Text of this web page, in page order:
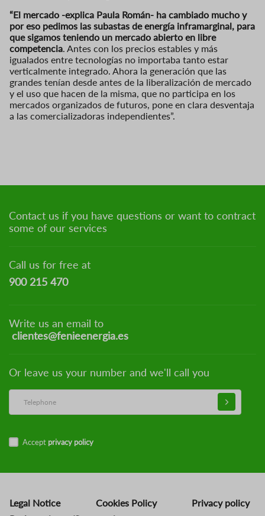
“El mercado -explica Paula Román- ha cambiado mucho y
por eso pedimos las subastas de energía inframarginal, para
que sigamos teniendo un mercado abierto en libre
competencia . Antes con los precios estables y más
igualados entre tecnologías no importaba tanto estar
verticalmente integrado. Ahora la generación que las
grandes tenían desde antes de la liberalización de mercado
y el uso que hacen de la misma, que no participa en los
mercados organizados de futuros, pone en clara desventaja
a las comercializadoras independientes”.
Contact us if you have questions or want to contract
some of our services
Call us for free at
900 215 470
Write us an email to
clientes@fenieenergia.es
Or leave us your number and we'll call you
Accept privacy policy
Legal Notice Cookies Policy
Privacy policy